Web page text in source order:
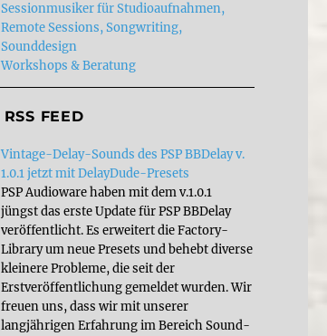
Sessionmusiker für Studioaufnahmen,
Remote Sessions, Songwriting,
Sounddesign
Workshops & Beratung
RSS FEED
Vintage-Delay-Sounds des PSP BBDelay v.
1.0.1 jetzt mit DelayDude-Presets
PSP Audioware haben mit dem v.1.0.1
jüngst das erste Update für PSP BBDelay
veröffentlicht. Es erweitert die Factory-
Library um neue Presets und behebt diverse
kleinere Probleme, die seit der
Erstveröffentlichung gemeldet wurden. Wir
freuen uns, dass wir mit unserer
langjährigen Erfahrung im Bereich Sound-